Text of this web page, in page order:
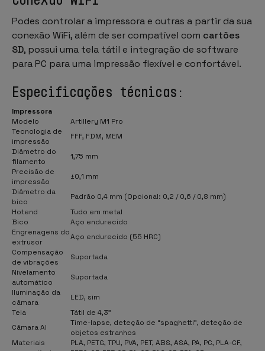
Podes controlar a impressora e outras a partir da sua
conexão WiFi, além de ser compatível com cartões
SD, possui uma tela tátil e integração de software
para PC para uma impressão flexível e confortável.
Especificações técnicas:
Impressora
Modelo
Artillery M1 Pro
Tecnologia de
impressão
FFF, FDM, MEM
Diâmetro do
filamento
1,75 mm
Precisão de
impressão
±0,1 mm
Diâmetro da
bico
Padrão 0,4 mm (Opcional: 0,2 / 0,6 / 0,8 mm)
Hotend
Tudo em metal
Bico
Aço endurecido
Engrenagens do
extrusor
Aço endurecido (55 HRC)
Compensação
de vibrações
Suportada
Nivelamento
automático
Suportada
Iluminação da
câmara
LED, sim
Tela
Tátil de 4,3"
Câmara AI
Time-lapse, deteção de “spaghetti”, deteção de
objetos estranhos
Materiais
PLA, PETG, TPU, PVA, PET, ABS, ASA, PA, PC, PLA-CF,